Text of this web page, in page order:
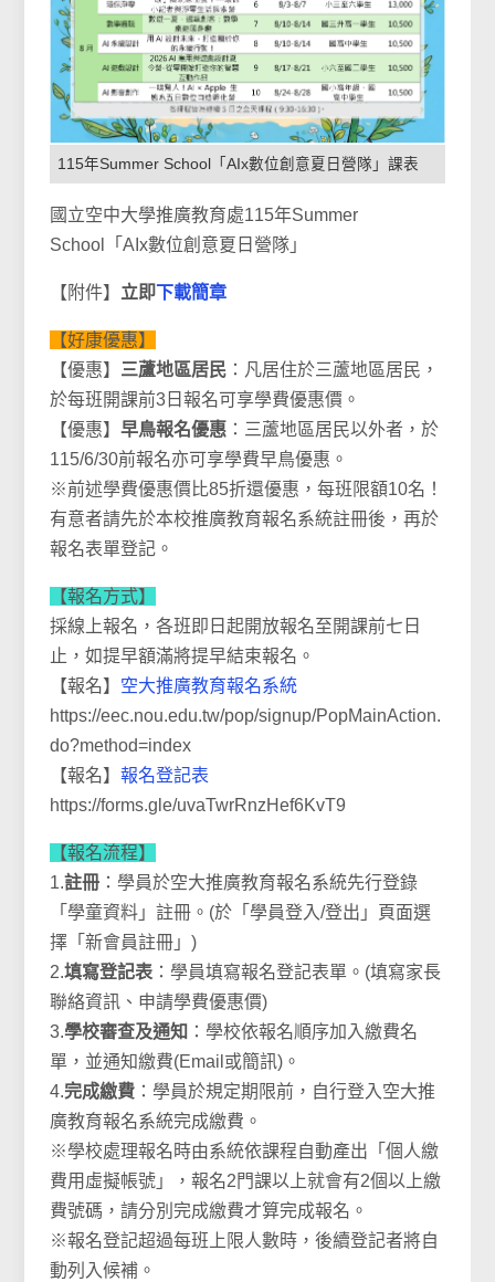
115年Summer School「AIx數位創意夏日營隊」課表
國立空中大學推廣教育處115年Summer
School「AIx數位創意夏日營隊」
【附件】 立即下載簡章
【好康優惠】
【優惠】 三蘆地區居民 ：凡居住於三蘆地區居民，
於每班開課前3日報名可享學費優惠價。
【優惠】早鳥報名優惠 ：三蘆地區居民以外者，於
115/6/30前報名亦可享學費早鳥優惠。
※前述學費優惠價比85折還優惠，每班限額10名！
有意者請先於本校推廣教育報名系統註冊後，再於
報名表單登記。
【報名方式】
採線上報名，各班即日起開放報名至開課前七日
止，如提早額滿將提早結束報名。
【報名】 空大推廣教育報名系統
https://eec.nou.edu.tw/pop/signup/PopMainAction.
do?method=index
【報名】報名登記表
https://forms.gle/uvaTwrRnzHef6KvT9
【報名流程】
1.註冊 ：學員於空大推廣教育報名系統先行登錄
「學童資料」註冊。(於「學員登入/登出」頁面選
擇「新會員註冊」)
2.填寫登記表 ：學員填寫報名登記表單。(填寫家長
聯絡資訊、申請學費優惠價)
3.學校審查及通知 ：學校依報名順序加入繳費名
單，並通知繳費(Email或簡訊)。
4.完成繳費 ：學員於規定期限前，自行登入空大推
廣教育報名系統完成繳費。
※學校處理報名時由系統依課程自動產出「個人繳
費用虛擬帳號」，報名2門課以上就會有2個以上繳
費號碼，請分別完成繳費才算完成報名。
※報名登記超過每班上限人數時，後續登記者將自
動列入候補。